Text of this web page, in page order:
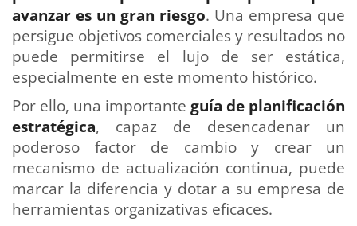
avanzar es un gran riesgo. Una empresa que
persigue objetivos comerciales y resultados no
puede permitirse el lujo de ser estática,
especialmente en este momento histórico.
Por ello, una importante guía de planificación
estratégica, capaz de desencadenar un
poderoso factor de cambio y crear un
mecanismo de actualización continua, puede
marcar la diferencia y dotar a su empresa de
herramientas organizativas eficaces.